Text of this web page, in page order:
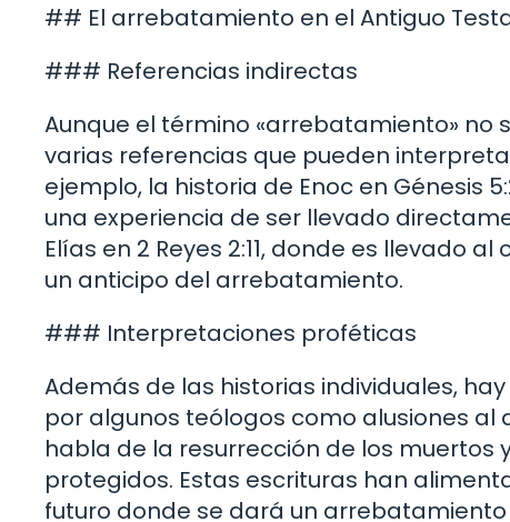
## El arrebatamiento en el Antiguo
### Referencias indirectas
Aunque el término «arrebatamiento» no
varias referencias que pueden
ejemplo, la historia de Enoc en Génesis
una experiencia de ser llevado
Elías en 2 Reyes 2:11, donde es llevado
un anticipo del arrebatamiento.
### Interpretaciones proféticas
Además de las historias individuales,
por algunos teólogos como alusiones al
habla de la resurrección de los muertos
protegidos. Estas escrituras han
futuro donde se dará un arrebatamiento